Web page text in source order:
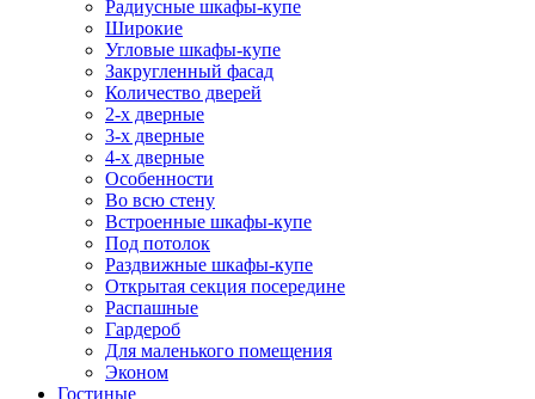
Радиусные шкафы-купе
Широкие
Угловые шкафы-купе
Закругленный фасад
Количество дверей
2-х дверные
3-х дверные
4-х дверные
Особенности
Во всю стену
Встроенные шкафы-купе
Под потолок
Раздвижные шкафы-купе
Открытая секция посередине
Распашные
Гардероб
Для маленького помещения
Эконом
Гостиные